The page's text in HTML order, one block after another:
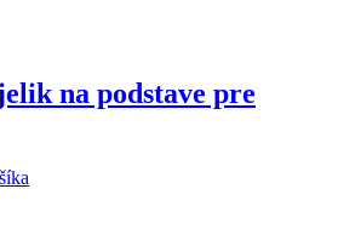
na podstave pre